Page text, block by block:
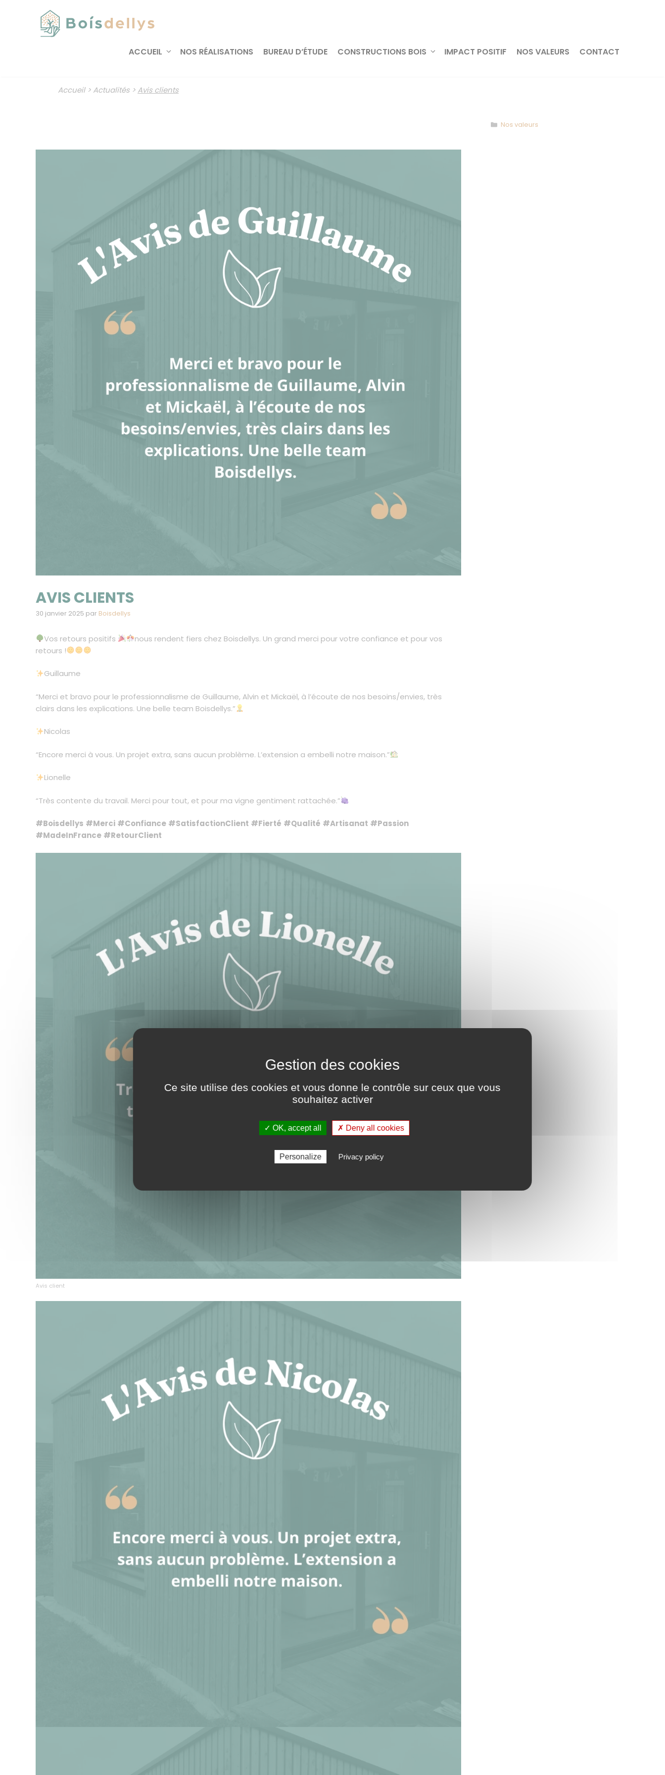
ACCUEIL NOS RÉALISATIONS BUREAU D’ÉTUDE CONSTRUCTIONS BOIS IMPACT POSITIF NOS VALEURS CONTACT
Accueil> Actualités> Avis clients
AVIS CLIENTS
30 janvier 2025 par Boisdellys
Vos retours positifs
nous rendent fiers chez Boisdellys. Un grand merci pour votre confiance et pour vos
retours !
Guillaume
“Merci et bravo pour le professionnalisme de Guillaume, Alvin et Mickaël, à l’écoute de nos besoins/envies, très
clairs dans les explications. Une belle team Boisdellys.”
Nicolas
“Encore merci à vous. Un projet extra, sans aucun problème. L’extension a embelli notre maison.”
Lionelle
“Très contente du travail. Merci pour tout, et pour ma vigne gentiment rattachée.”
#Boisdellys #Merci #Confiance #SatisfactionClient #Fierté #Qualité #Artisanat #Passion
#MadeInFrance #RetourClient
Avis client
Catégories
Nos valeurs
Ce site utilise des cookies et vous donne le contrôle sur ceux que vous
souhaitez activer
✓ OK, accept all ✗ Deny all cookies
Personalize Privacy policy